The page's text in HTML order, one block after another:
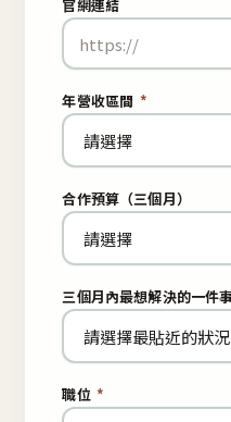
官網連結
年營收區間 *
合作預算（三個月）
三個月內最想解決的一件
職位 *